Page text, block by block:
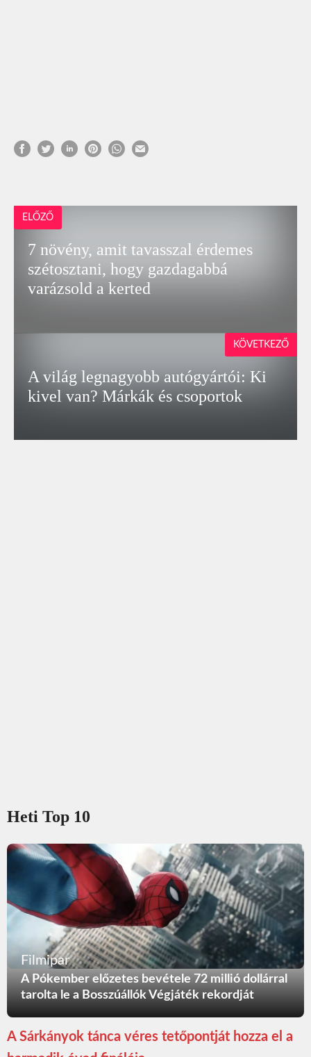
ELŐZŐ
7 növény, amit tavasszal érdemes
szétosztani, hogy gazdagabbá
varázsold a kerted
A világ legnagyobb autógyártói: Ki
kivel van? Márkák és csoportok
KÖVETKEZŐ
Heti Top 10
Filmipar
A Pókember előzetes bevétele 72 millió dollárral
tarolta le a Bosszúállók Végjáték rekordját
A Sárkányok tánca véres tetőpontját hozza el a